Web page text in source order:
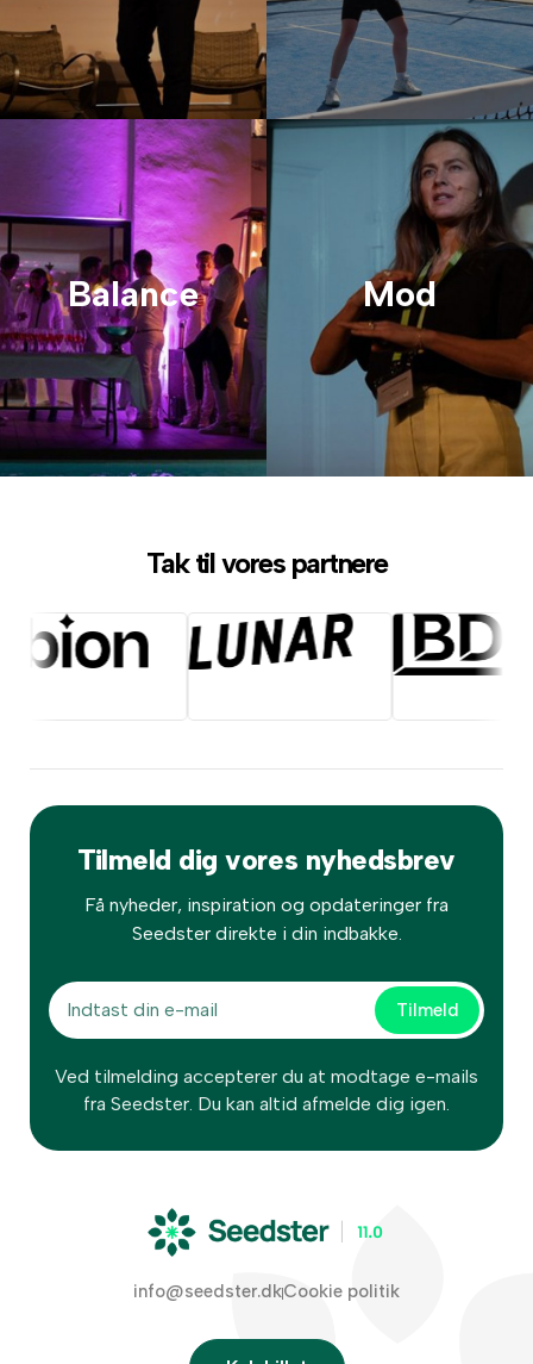
Balance Mod
Tak til vores partnere
Tilmeld dig vores nyhedsbrev
Få nyheder, inspiration og opdateringer fra
Seedster direkte i din indbakke.
Ved tilmelding accepterer du at modtage e-mails
fra Seedster. Du kan altid afmelde dig igen.
info@seedster.dkCookie politik